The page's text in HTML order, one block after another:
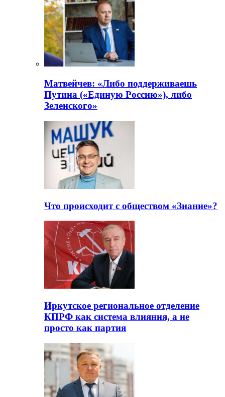
Матвейчев: «Либо поддерживаешь
Путина («Единую Россию»), либо
Зеленского»
Что происходит с обществом «Знание»?
Иркутское региональное отделение
КПРФ как система влияния, а не
просто как партия